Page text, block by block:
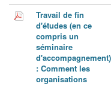
Travail de fin
d'études (en ce
compris un
séminaire
d'accompagnement)
: Comment les
organisations